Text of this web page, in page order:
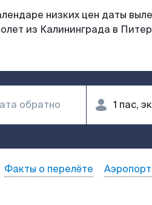
низких цен даты
из Калининграда в
Факты о перелёте